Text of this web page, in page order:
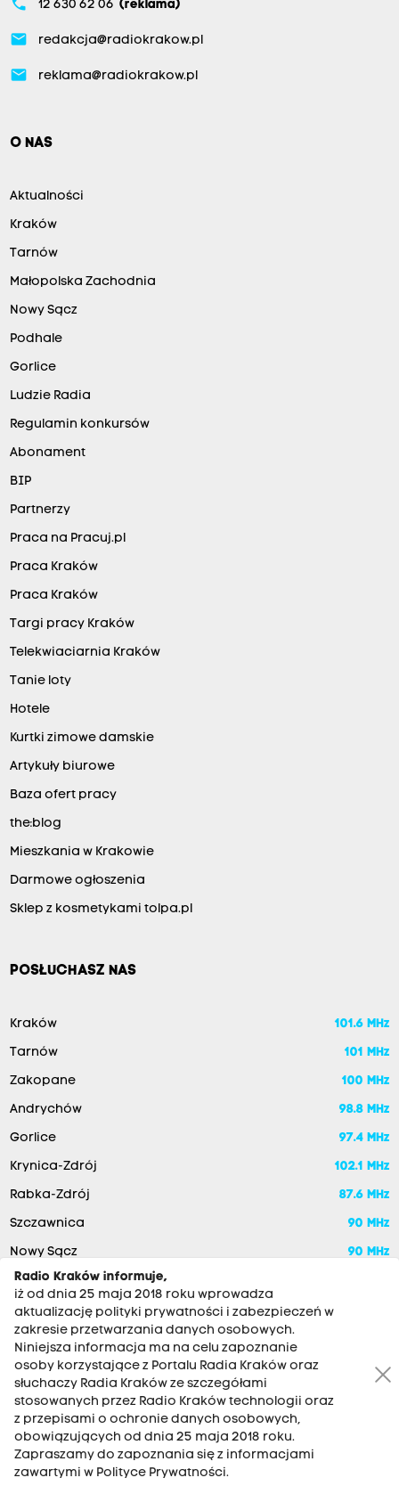
12 630 62 06 (reklama)
email redakcja@radiokrakow.pl
email reklama@radiokrakow.pl
O NAS
Aktualności
Kraków
Tarnów
Małopolska Zachodnia
Nowy Sącz
Podhale
Gorlice
Ludzie Radia
Regulamin konkursów
Abonament
BIP
Partnerzy
Praca na Pracuj.pl
Praca Kraków
Praca Kraków
Targi pracy Kraków
Telekwiaciarnia Kraków
Tanie loty
Hotele
Kurtki zimowe damskie
Artykuły biurowe
Baza ofert pracy
the:blog
Mieszkania w Krakowie
Darmowe ogłoszenia
Sklep z kosmetykami tolpa.pl
POSŁUCHASZ NAS
Kraków 101.6 MHz
Tarnów 101 MHz
Zakopane 100 MHz
Andrychów 98.8 MHz
Gorlice 97.4 MHz
Krynica-Zdrój 102.1 MHz
Rabka-Zdrój 87.6 MHz
Szczawnica 90 MHz
Nowy Sącz 90 MHz
RADIO KRAKÓW SA. Aleja Juliusza Słowackiego 22, 30-007
Kraków
Antena: 12 200 33 33
Radio Kraków informuje,
iż od dnia 25 maja 2018 roku wprowadza
aktualizację polityki prywatności i zabezpieczeń w
zakresie przetwarzania danych osobowych.
Niniejsza informacja ma na celu zapoznanie
osoby korzystające z Portalu Radia Kraków oraz
słuchaczy Radia Kraków ze szczegółami
stosowanych przez Radio Kraków technologii oraz
z przepisami o ochronie danych osobowych,
obowiązujących od dnia 25 maja 2018 roku.
Zapraszamy do zapoznania się z informacjami
zawartymi w Polityce Prywatności.